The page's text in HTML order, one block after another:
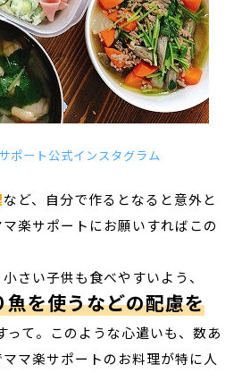
ポート公式インスタグラム
など、自分で作るとなると意外と
楽サポートにお願いすればこの
さい子供も食べやすいよう、
を使うなどの配慮を
って。このような心遣いも、数あ
マ楽サポートのお料理が特に人